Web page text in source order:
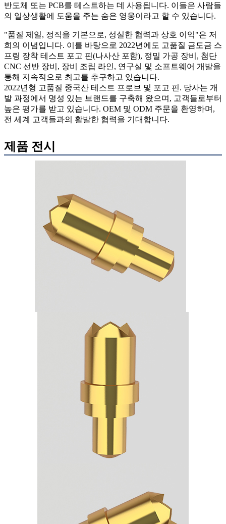
반도체 또는 PCB를 테스트하는 데 사용됩니다. 이들은 사람들
의 일상생활에 도움을 주는 숨은 영웅이라고 할 수 있습니다.
"품질 제일, 정직을 기본으로, 성실한 협력과 상호 이익"은 저
희의 이념입니다. 이를 바탕으로 2022년에도 고품질 금도금 스
프링 장착 테스트 포고 핀(나사산 포함), 정밀 가공 장비, 첨단
CNC 선반 장비, 장비 조립 라인, 연구실 및 소프트웨어 개발을
통해 지속적으로 최고를 추구하고 있습니다.
2022년형 고품질 중국산 테스트 프로브 및 포고 핀. 당사는 개
발 과정에서 명성 있는 브랜드를 구축해 왔으며, 고객들로부터
높은 평가를 받고 있습니다. OEM 및 ODM 주문을 환영하며,
전 세계 고객들과의 활발한 협력을 기대합니다.
제품 전시